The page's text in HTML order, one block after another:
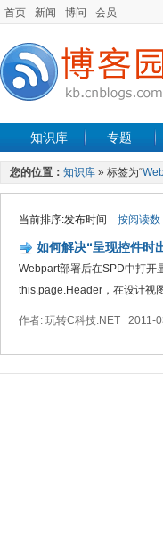
首页 新闻 博问 会员
知识库 专题
您的位置： 知识库 » 标签为“
当前排序:发布时间 按阅读数
如何解决“呈现控件时
Webpart部署后在SPD中打开
this.page.Header，在设计视
作者: 玩转C科技.NET 2011-